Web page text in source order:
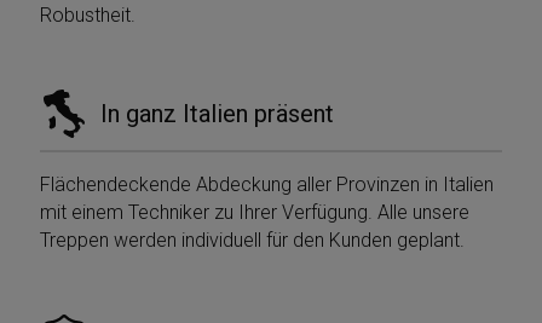
Robustheit.
In ganz Italien präsent
Flächendeckende Abdeckung aller Provinzen in Italien
mit einem Techniker zu Ihrer Verfügung. Alle unsere
Treppen werden individuell für den Kunden geplant.